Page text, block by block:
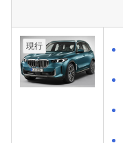
現行